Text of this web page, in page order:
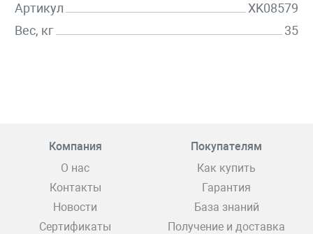
Артикул
XK08579
Вес, кг
35
Компания
О нас
Контакты
Новости
Сертификаты
Покупателям
Как купить
Гарантия
База знаний
Получение и доставка